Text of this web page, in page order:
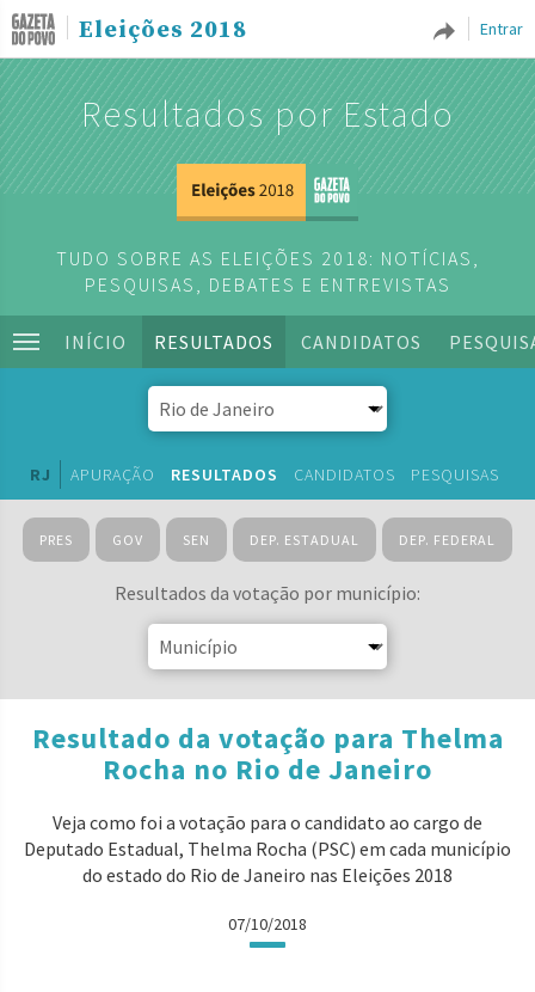
Entrar
Eleições 2018
Resultados por Estado
TUDO SOBRE AS ELEIÇÕES 2018: NOTÍCIAS,
PESQUISAS, DEBATES E ENTREVISTAS
INÍCIO RESULTADOS CANDIDATOS
RJ APURAÇÃO RESULTADOS CANDIDATOS PESQUISAS
PRES GOV SEN DEP. ESTADUAL DEP. FEDERAL
Resultados da votação por município:
Resultado da votação para Thelma
Rocha no Rio de Janeiro
Veja como foi a votação para o candidato ao cargo de
Deputado Estadual, Thelma Rocha (PSC) em cada município
do estado do Rio de Janeiro nas Eleições 2018
07/10/2018